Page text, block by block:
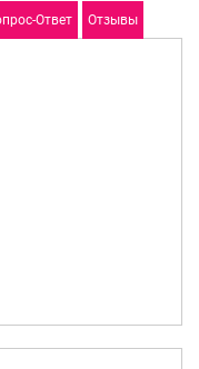
Ответ Отзывы